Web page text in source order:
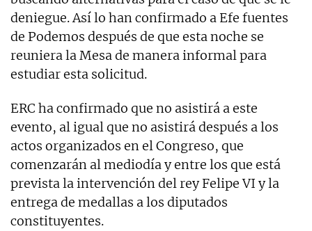
deniegue. Así lo han confirmado a Efe fuentes
de Podemos después de que esta noche se
reuniera la Mesa de manera informal para
estudiar esta solicitud.
ERC ha confirmado que no asistirá a este
evento, al igual que no asistirá después a los
actos organizados en el Congreso, que
comenzarán al mediodía y entre los que está
prevista la intervención del rey Felipe VI y la
entrega de medallas a los diputados
constituyentes.